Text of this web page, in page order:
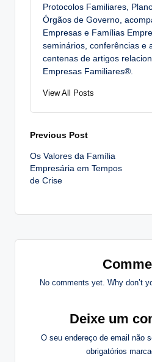
Protocolos Familiares,
Órgãos de Governo,
Empresas e Famílias
seminários, conferências e
centenas de artigos
Empresas Familiares®.
View All Posts
Post
navigation
Previous Post
Os Valores da Família
Empresária em Tempos
de Crise
No comments yet. Why don’t
Deixe um
O seu endereço de email não
obrigatórios